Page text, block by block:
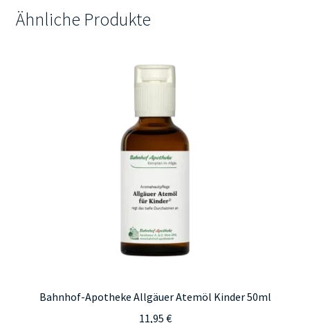
Ähnliche Produkte
Bahnhof-Apotheke Allgäuer Atemöl Kinder 50ml
11,95 €